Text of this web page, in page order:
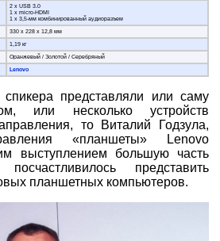
2 x USB 3.0
1 x micro-HDMI
1 x 3,5-мм комбинированный аудиоразъем
330 x 228 x 12,8 мм
1,19 кг
Оранжевый / Золотой / Серебряный
Lenovo
представляли или саму
или несколько устройств
то Виталий Годзула,
«планшеты» Lenovo
выступлением большую часть
представить
планшетных компьютеров.